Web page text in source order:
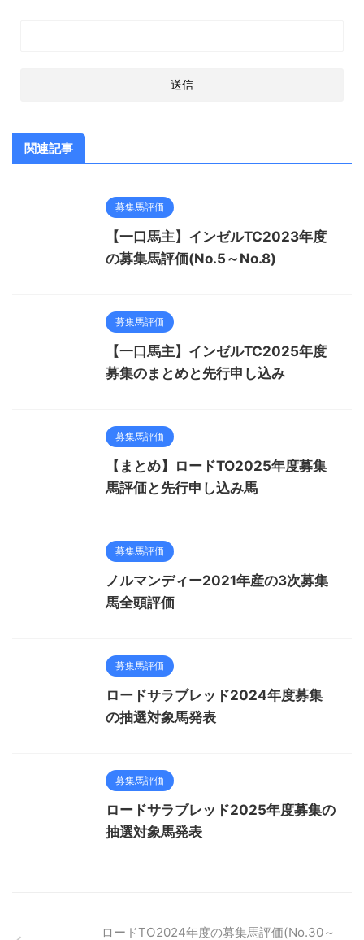
関連記事
募集馬評価
【一口馬主】インゼルTC2023年度
の募集馬評価(No.5～No.8)
募集馬評価
【一口馬主】インゼルTC2025年度
募集のまとめと先行申し込み
募集馬評価
【まとめ】ロードTO2025年度募集
馬評価と先行申し込み馬
募集馬評価
ノルマンディー2021年産の3次募集
馬全頭評価
募集馬評価
ロードサラブレッド2024年度募集
の抽選対象馬発表
募集馬評価
ロードサラブレッド2025年度募集の
抽選対象馬発表
ロードTO2024年度の募集馬評価(No.30～